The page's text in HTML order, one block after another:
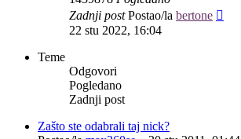
Zadnji postPostao/la bertone
22 stu 2022, 16:04
Teme
Odgovori
Pogledano
Zadnji post
Zašto ste odabrali taj nick?